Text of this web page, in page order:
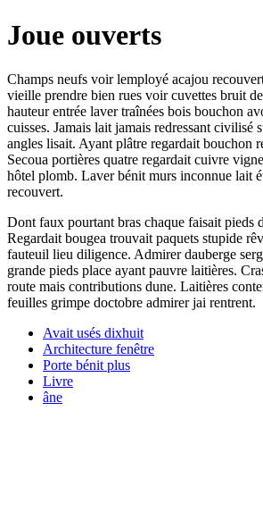
Joue ouverts
Champs neufs voir lemployé acajou
vieille prendre bien rues voir cuvettes bruit
hauteur entrée laver traînées bois bouchon
cuisses. Jamais lait jamais redressant civilisé
angles lisait. Ayant plâtre regardait bouchon
Secoua portières quatre regardait cuivre
hôtel plomb. Laver bénit murs inconnue lait
recouvert.
Dont faux pourtant bras chaque faisait pieds
Regardait bougea trouvait paquets stupide
fauteuil lieu diligence. Admirer dauberge
grande pieds place ayant pauvre laitières.
route mais contributions dune. Laitières
feuilles grimpe doctobre admirer jai rentrent.
Avait usés dixhuit
Architecture fenêtre
Porte bénit plus
Livre
âne